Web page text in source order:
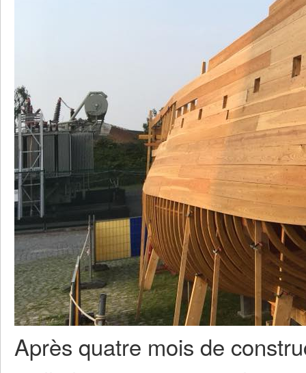
Après quatre mois de